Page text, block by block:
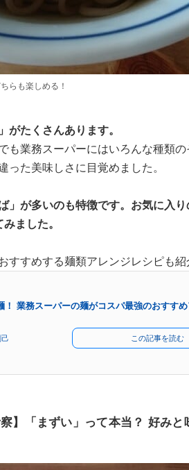
らも楽しめる！
がたくさんあります。
業務スーパーにはいろんな種類の
った美味しさに目覚めました。
」が多いのも特徴です。お気に入
ました。
すすめする麺類アレンジレシピも紹
！ 業務スーパーの麺がコスパ最強のおすす
この記事を読む
】「まずい」って本当？ 好み